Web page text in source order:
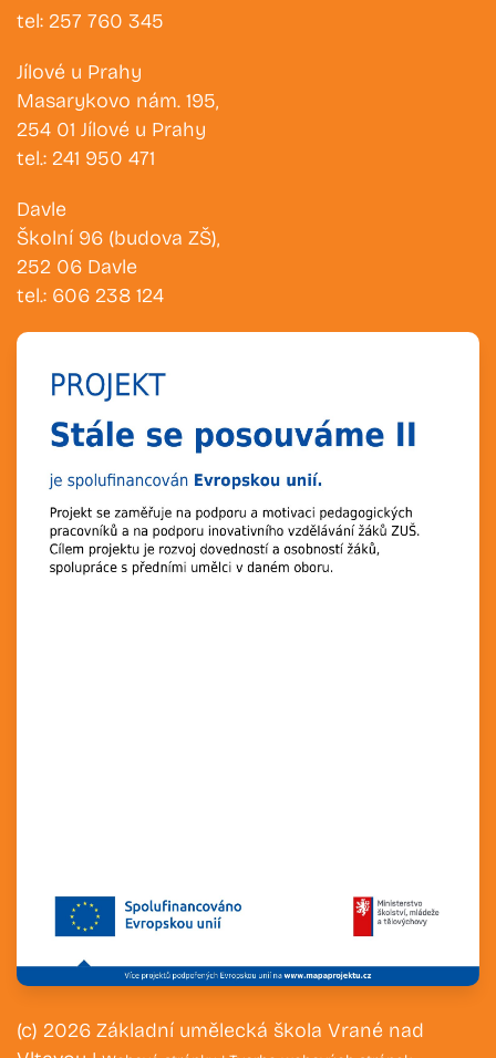
tel: 257 760 345
Jílové u Prahy
Masarykovo nám. 195,
254 01 Jílové u Prahy
tel.: 241 950 471
Davle
Školní 96 (budova ZŠ),
252 06 Davle
tel.: 606 238 124
(c) 2026 Základní umělecká škola Vrané nad